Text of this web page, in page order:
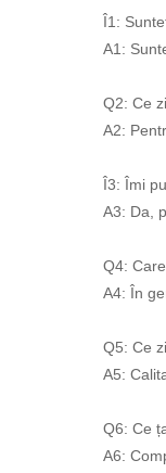
Î1:
A1:
Q2: Ce
A2:
Î3: Îmi
A3: Da,
Q4:
A4: În
Q5: Ce
A5:
Q6: Ce
A6: